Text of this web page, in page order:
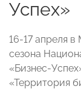
Успех»
16-17 апреля
сезона
«Бизнес-
«Территория